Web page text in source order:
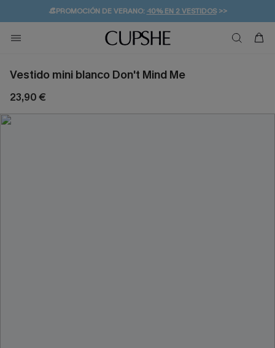
👒PROMOCIÓN DE VERANO:-10% EN 2 VESTIDOS>>
💌¡SUSCRIBIRSE & GANAR -10% EXTRA!
🚚ENVÍO GRATUITO A PARTIR DE 49 € >>
Vestido mini blanco Don't Mind Me
23,90 €